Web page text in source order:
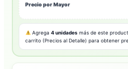
Precio por Mayor
Agrega4 unidades más de este
carrito (Precios al Detalle) para obtener